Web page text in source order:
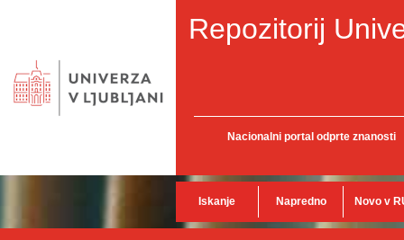
Repozitorij
Nacionalni portal odprte znanosti
Iskanje Napredno Novo v